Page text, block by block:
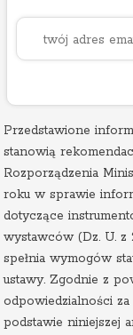
Przedstawione
stanowią
Rozporządzenia
roku w sprawie
dotyczące
wystawców (Dz. U. z
spełnia wymogów
ustawy. Zgodnie z
odpowiedzialności
podstawie niniejszej